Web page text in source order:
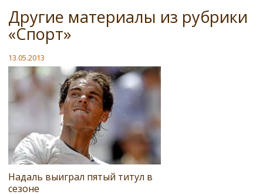
Другие материалы из рубрики
«Спорт»
13.05.2013
Надаль выиграл пятый титул в
сезоне